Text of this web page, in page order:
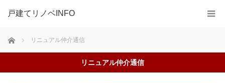
戸建てリノベINFO
ホーム リニュアル仲介通信
リニュアル仲介通信